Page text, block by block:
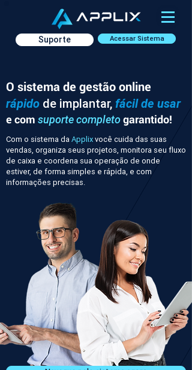
Acessar Sistema
Suporte
O sistema de gestão online
rápido de implantar, fácil de usar
e com suporte completogarantido!
Com o sistema daApplixvocê cuida das suas
vendas, organiza seus projetos, monitora seu fluxo
de caixa e coordena sua operação de onde
estiver, de forma simples e rápida, e com
informações precisas.